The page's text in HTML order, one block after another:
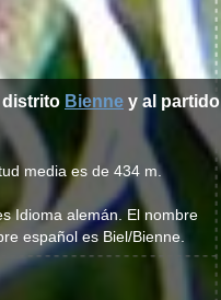
distrito Bienne y al partido
media es de 434 m.
Idioma alemán. El nombre
español es Biel/Bienne.